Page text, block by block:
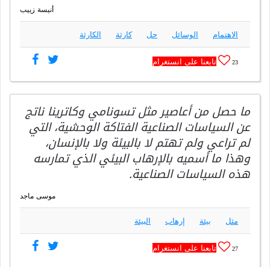
أنيسة زييب
الاهتمام الوسائل حل كارثة الكارثة
23 تابعنا على انستغرام
ما حصل من أعاصير مثل تسونامي وكاترينا ناتج
عن السياسات الصناعية الفتاكة الوحشية، التي
لم تراعي ولم تهتم لا بالبيئة ولا بالإنسان،
وهذا ما أسميه بالإرهاب البيئي الذي تمارسه
هذه السياسات الصناعية.
موسى ماجد
مثل بيئة إرهاب البيئة
27 تابعنا على انستغرام